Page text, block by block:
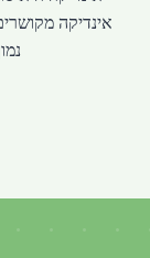
אינדיקה